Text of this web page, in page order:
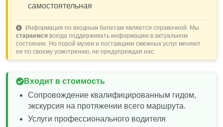
самостоятельная
Информация по входным билетам является справочной. Мы
стараемся всегда поддерживать информацию в актуальном
состоянии. Но порой музеи и поставщики смежных услуг меняют
ее по своему усмотрению, не предупреждая нас.
Входит в стоимость
Сопровождение квалифицированным гидом,
экскурсия на протяжении всего маршрута.
Услуги профессионального водителя